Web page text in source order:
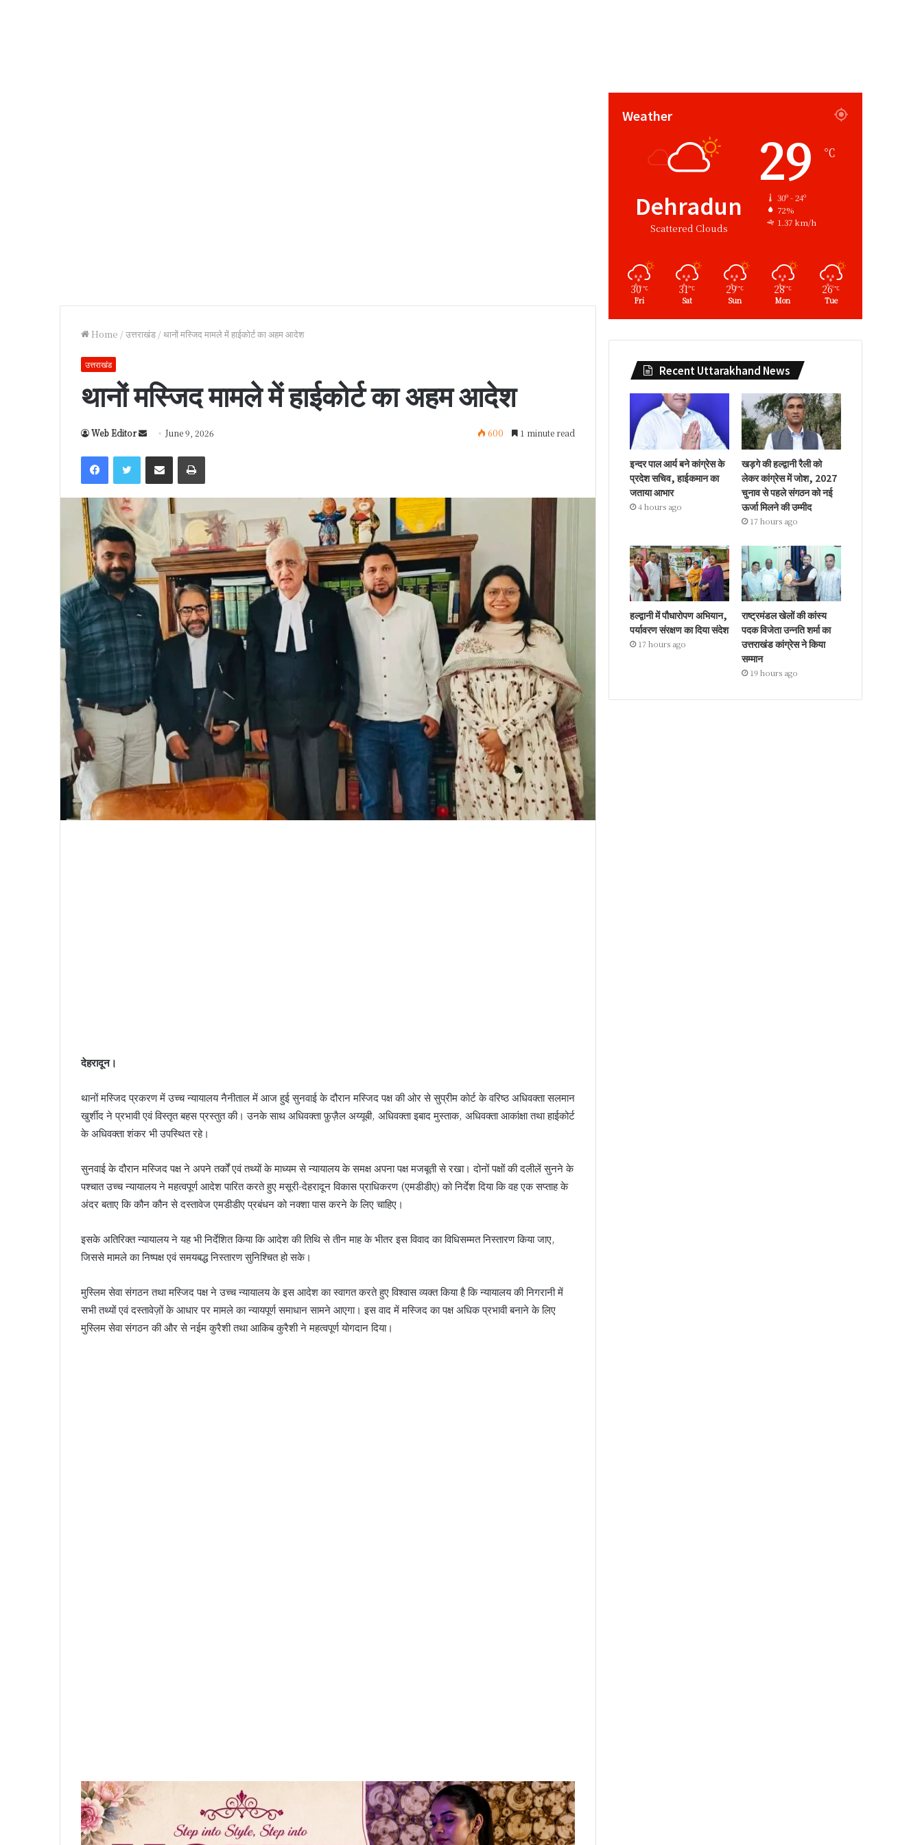
Home /उत्तराखंड / थानों मस्जिद मामले में हाईकोर्ट का अहम आदेश
उत्तराखंड
थानों मस्जिद मामले में हाईकोर्ट का अहम आदेश
Web Editor
d
a
e
a
i
l
June 9, 2026 600 1 minute read
Facebook
देहरादून।
थानों मस्जिद प्रकरण में उच्च न्यायालय नैनीताल में आज हुई सुनवाई के दौरान मस्जिद पक्ष की ओर से सुप्रीम कोर्ट के वरिष्ठ अधिवक्ता सलमान
खुर्शीद ने प्रभावी एवं विस्तृत बहस प्रस्तुत की। उनके साथ अधिवक्ता फ़ुज़ैल अय्यूबी, अधिवक्ता इबाद मुस्ताक, अधिवक्ता आकांक्षा तथा हाईकोर्ट
के अधिवक्ता शंकर भी उपस्थित रहे।
सुनवाई के दौरान मस्जिद पक्ष ने अपने तर्कों एवं तथ्यों के माध्यम से न्यायालय के समक्ष अपना पक्ष मजबूती से रखा। दोनों पक्षों की दलीलें सुनने के
पश्चात उच्च न्यायालय ने महत्वपूर्ण आदेश पारित करते हुए मसूरी-देहरादून विकास प्राधिकरण (एमडीडीए) को निर्देश दिया कि वह एक सप्ताह के
अंदर बताए कि कौन कौन से दस्तावेज एमडीडीए प्रबंधन को नक्शा पास करने के लिए चाहिए।
इसके अतिरिक्त न्यायालय ने यह भी निर्देशित किया कि आदेश की तिथि से तीन माह के भीतर इस विवाद का विधिसम्मत निस्तारण किया जाए,
जिससे मामले का निष्पक्ष एवं समयबद्ध निस्तारण सुनिश्चित हो सके।
मुस्लिम सेवा संगठन तथा मस्जिद पक्ष ने उच्च न्यायालय के इस आदेश का स्वागत करते हुए विश्वास व्यक्त किया है कि न्यायालय की निगरानी में
सभी तथ्यों एवं दस्तावेज़ों के आधार पर मामले का न्यायपूर्ण समाधान सामने आएगा। इस वाद में मस्जिद का पक्ष अधिक प्रभावी बनाने के लिए
मुस्लिम सेवा संगठन की और से नईम कुरैशी तथा आकिब कुरैशी ने महत्वपूर्ण योगदान दिया।
Weather
Dehradun
Scattered Clouds
29 ℃
30º - 24º
72%
1.37 km/h
30 ℃
Fri
31℃
Sat
29℃
Sun
28℃
Mon
26℃
Tue
Recent Uttarakhand News
इन्दर पाल आर्य बने कांग्रेस के
प्रदेश सचिव, हाईकमान का
जताया आभार
4 hours ago
खड़गे की हल्द्वानी रैली को
लेकर कांग्रेस में जोश, 2027
चुनाव से पहले संगठन को नई
ऊर्जा मिलने की उम्मीद
17 hours ago
हल्द्वानी में पौधारोपण अभियान,
पर्यावरण संरक्षण का दिया संदेश
17 hours ago
राष्ट्रमंडल खेलों की कांस्य
पदक विजेता उन्नति शर्मा का
उत्तराखंड कांग्रेस ने किया
सम्मान
19 hours ago